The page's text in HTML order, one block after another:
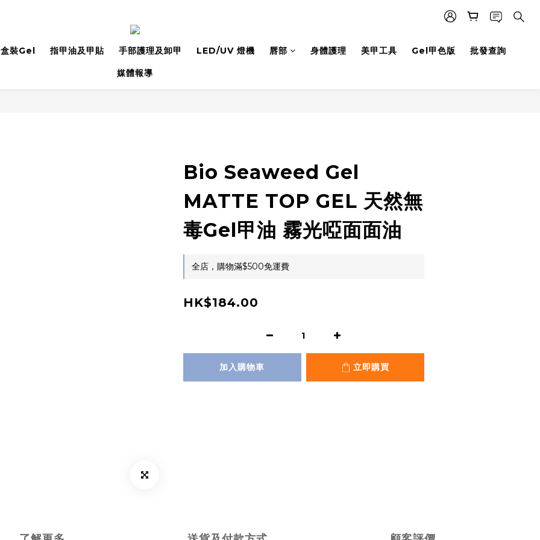
裝Gel 指甲油及甲貼 手部護理及卸甲 LED/UV 燈機 唇部 身體護理 美甲工具 Gel甲色版 批發查詢
媒體報導
Bio Seaweed Gel
MATTE TOP GEL 天然無
毒Gel甲油 霧光啞面面油
全店，購物滿$500免運費
HK$184.00
加入購物車 立即購買